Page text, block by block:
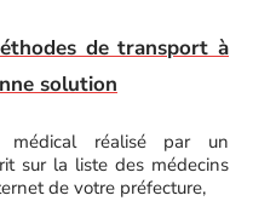
de transport à
solution
réalisé par un
sur la liste des médecins
de votre préfecture,